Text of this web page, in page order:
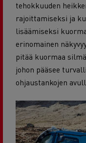
tehokkuuden
rajoittamiseksi ja
lisäämiseksi
erinomainen
pitää kuormaa
johon pääsee
ohjaustankojen